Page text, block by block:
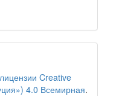
лицензии Creative
4.0 Всемирная.